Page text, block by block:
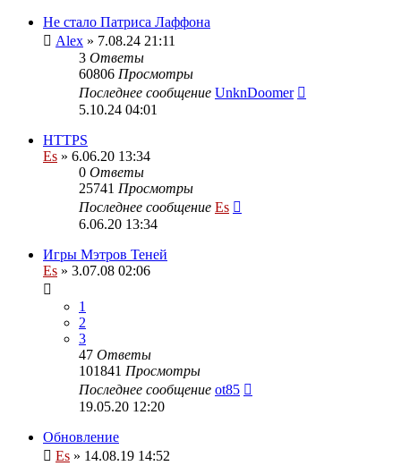
Не стало Патриса Лаффона
Alex » 7.08.24 21:11
3 Ответы
60806 Просмотры
Последнее сообщение UnknDoomer
5.10.24 04:01
HTTPS
Es » 6.06.20 13:34
0 Ответы
25741 Просмотры
Последнее сообщение Es
6.06.20 13:34
Игры Мэтров Теней
Es » 3.07.08 02:06
1
2
3
47 Ответы
101841 Просмотры
Последнее сообщение ot85
19.05.20 12:20
Обновление
Es » 14.08.19 14:52